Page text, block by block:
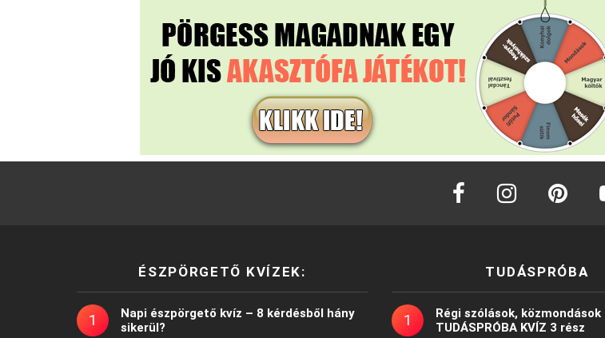
facebook instagram
ÉSZPÖRGETŐ KVÍZEK:
Napi észpörgető kvíz – 8 kérdésből hány
sikerül?
TUDÁSPRÓBA
Régi szólások, közmondások
TUDÁSPRÓBA KVÍZ 3 rész